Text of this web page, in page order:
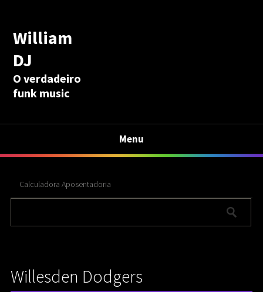
William
DJ
O verdadeiro
funk music
Menu
Calculadora Aposentadoria
Willesden Dodgers